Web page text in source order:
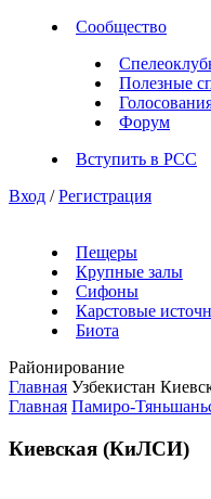
Сообщество
Полезные
Форум
Вступить в РСС
Вход / Регистрация
Пещеры
Крупные залы
Сифоны
Карстовые
Биота
Районирование
Главная Узбекистан
Главная Памиро-
Киевская (КиЛСИ)